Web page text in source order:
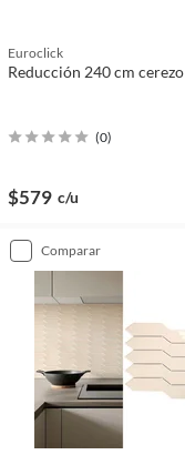
Euroclick
Reducción 240 cm cerezo
(0)
$579 c/u
comparar